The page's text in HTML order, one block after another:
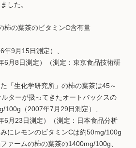
した。
柿の葉茶のビタミンC含有量
9月15日測定）、
6月8日測定）（測定：東京食品技術研
「生化学研究所」の柿の葉茶は45～
ターが扱ってきたオートバックスの
100g（2007年7月29日測定）、
6月23日測定）（測定：日本食品分析
にレモンのビタミンCは約50mg/100g
ァームの柿の葉茶の1400mg/100g、